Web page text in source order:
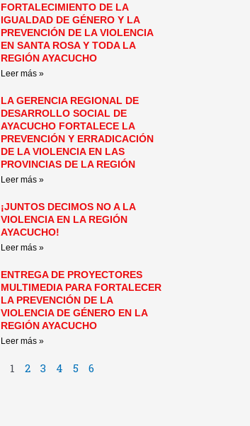
FORTALECIMIENTO DE LA
IGUALDAD DE GÉNERO Y LA
PREVENCIÓN DE LA VIOLENCIA
EN SANTA ROSA Y TODA LA
REGIÓN AYACUCHO
Leer más »
LA GERENCIA REGIONAL DE
DESARROLLO SOCIAL DE
AYACUCHO FORTALECE LA
PREVENCIÓN Y ERRADICACIÓN
DE LA VIOLENCIA EN LAS
PROVINCIAS DE LA REGIÓN
Leer más »
¡JUNTOS DECIMOS NO A LA
VIOLENCIA EN LA REGIÓN
AYACUCHO!
Leer más »
ENTREGA DE PROYECTORES
MULTIMEDIA PARA FORTALECER
LA PREVENCIÓN DE LA
VIOLENCIA DE GÉNERO EN LA
REGIÓN AYACUCHO
Leer más »
1 2 3 4 5 6